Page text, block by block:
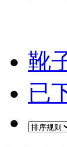
靴
已